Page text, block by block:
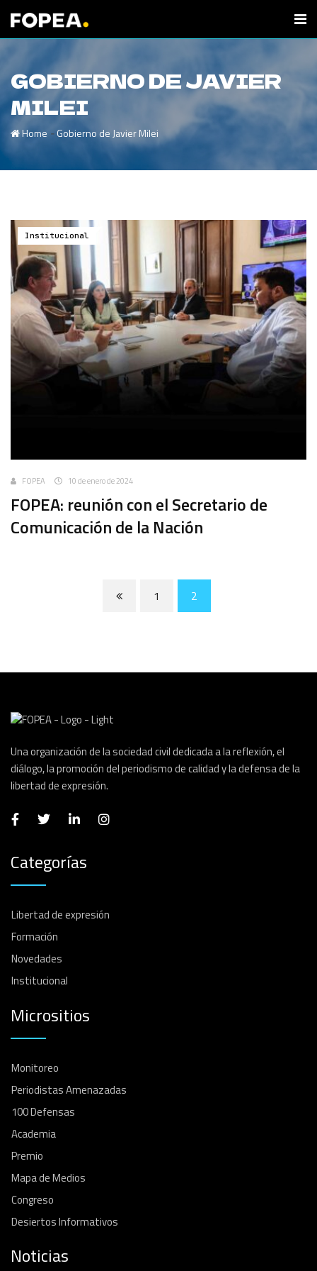
GOBIERNO DE JAVIER
MILEI
Home -Gobierno de Javier Milei
Institucional
FOPEA 10 de enero de 2024
FOPEA: reunión con el Secretario de
Comunicación de la Nación
1 2
Una organización de la sociedad civil dedicada a la reflexión, el
diálogo, la promoción del periodismo de calidad y la defensa de la
libertad de expresión.
Categorías
Libertad de expresión
Formación
Novedades
Institucional
Micrositios
Monitoreo
Periodistas Amenazadas
100 Defensas
Academia
Premio
Mapa de Medios
Congreso
Desiertos Informativos
Noticias